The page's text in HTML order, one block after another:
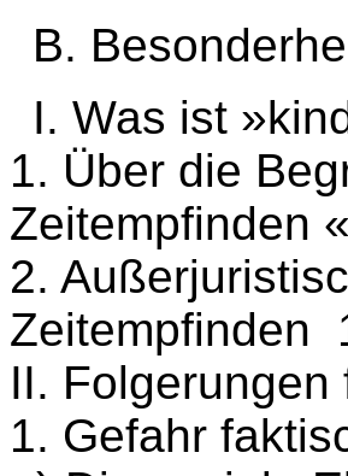
B.
I. Was ist
1. Über die
Zeitempfinden
2.
Zeitempfinden
II.
1. Gefahr